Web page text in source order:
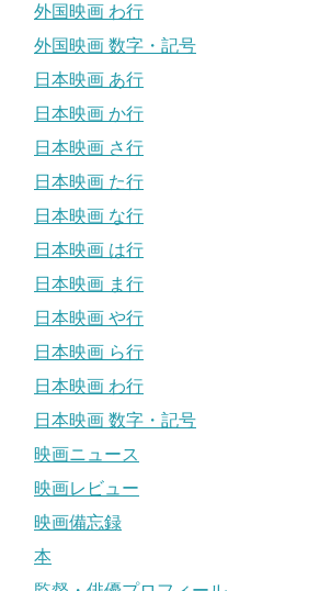
外国映画 わ行
外国映画 数字・記号
日本映画 あ行
日本映画 か行
日本映画 さ行
日本映画 た行
日本映画 な行
日本映画 は行
日本映画 ま行
日本映画 や行
日本映画 ら行
日本映画 わ行
日本映画 数字・記号
映画ニュース
映画レビュー
映画備忘録
本